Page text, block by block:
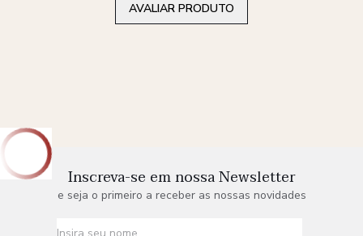
AVALIAR PRODUTO
Inscreva-se em nossa Newsletter
e seja o primeiro a receber as nossas novidades